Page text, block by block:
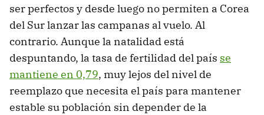
ser perfectos y desde luego no permiten a Corea
del Sur lanzar las campanas al vuelo. Al
contrario. Aunque la natalidad está
despuntando, la tasa de fertilidad del país se
mantiene en 0,79, muy lejos del nivel de
reemplazo que necesita el país para mantener
estable su población sin depender de la